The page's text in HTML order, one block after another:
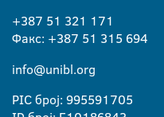
+387 51 321 171
Факс: +387 51 315 694
info@unibl.org
PIC број: 995591705